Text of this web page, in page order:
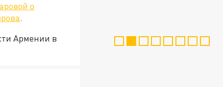
о
.
Армении в